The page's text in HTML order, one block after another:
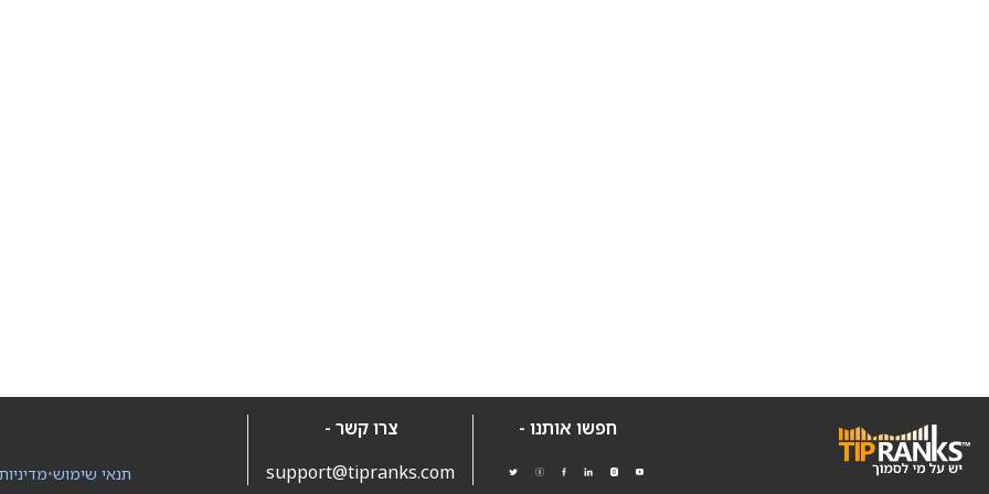
חפשו אותנו -
צרו קשר -
support@tipranks.com
•תנאי שימוש